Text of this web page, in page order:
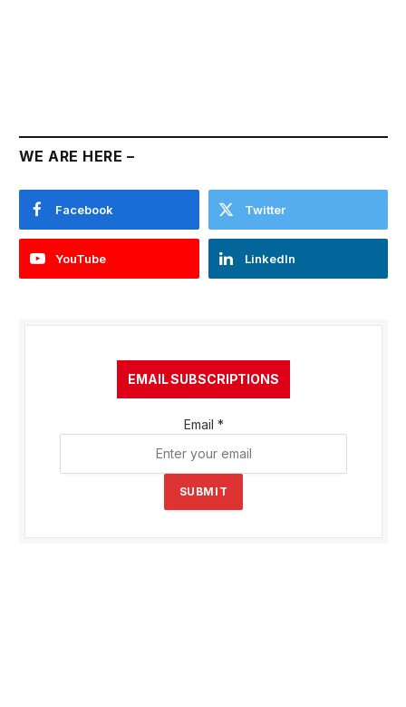
WE ARE HERE –
Facebook Twitter
YouTube LinkedIn
EMAIL SUBSCRIPTIONS
Email *
SUBMIT